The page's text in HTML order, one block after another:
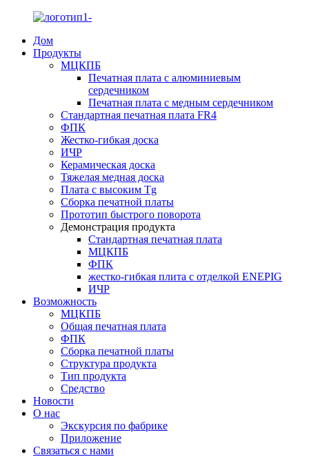
Дом
Продукты
МЦКПБ
Печатная плата с алюминиевым
сердечником
Печатная плата с медным сердечником
Стандартная печатная плата FR4
ФПК
Жестко-гибкая доска
ИЧР
Керамическая доска
Тяжелая медная доска
Плата с высоким Tg
Сборка печатной платы
Прототип быстрого поворота
Демонстрация продукта
Стандартная печатная плата
МЦКПБ
ФПК
жестко-гибкая плита с отделкой ENEPIG
ИЧР
Возможность
МЦКПБ
Общая печатная плата
ФПК
Сборка печатной платы
Структура продукта
Тип продукта
Средство
Новости
О нас
Экскурсия по фабрике
Приложение
Связаться с нами